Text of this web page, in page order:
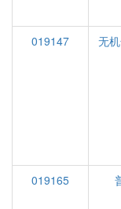
019147
无
019165